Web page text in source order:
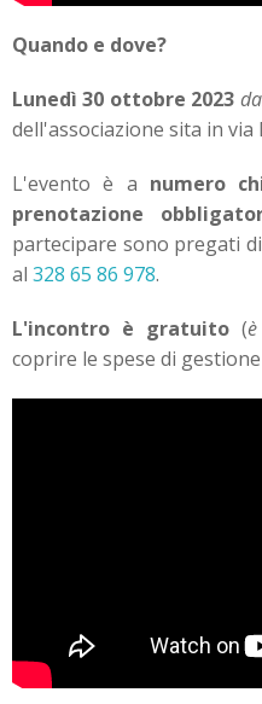
Quando e dove?
Lunedì 30 ottobre 2023
dell'associazione sita in via
L'evento è a numero
prenotazione
partecipare sono pregati
al 328 65 86 978.
L'incontro è gratuito (
coprire le spese di gestione